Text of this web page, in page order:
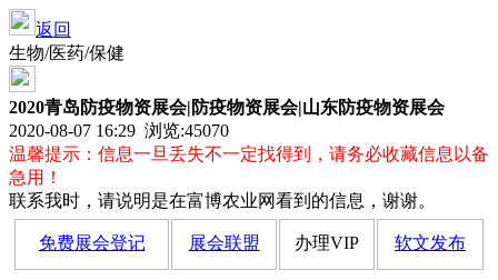
返回
生物/医药/保健
2020青岛防疫物资展会|防疫物资展会|山东防疫物资展会
2020-08-07 16:29 浏览:45070
温馨提示：信息一旦丢失不一定找得到，请务必收藏信息以备
急用！
联系我时，请说明是在富博农业网看到的信息，谢谢。
免费展会登记 展会联盟 办理VIP 软文发布